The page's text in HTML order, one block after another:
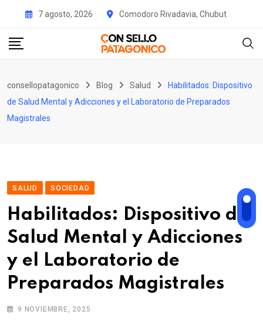
content
7 agosto, 2026 Comodoro Rivadavia, Chubut
consellopatagonico Blog Salud
Habilitados: Dispositivo
de Salud Mental y Adicciones y el Laboratorio de Preparados
Magistrales
SALUD SOCIEDAD
Habilitados: Dispositivo de
Salud Mental y Adicciones
y el Laboratorio de
Preparados Magistrales
9 NOVIEMBRE, 2025